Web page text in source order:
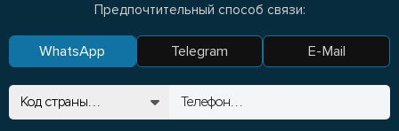
Предпочтительный способ связи:
WhatsApp Telegram E-Mail